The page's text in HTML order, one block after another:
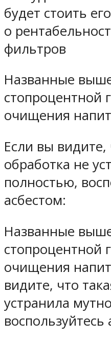
будет стоить
о
фильтров
Названные
стопроцентной
очищения
Если вы видите,
обработка не
полностью,
асбестом:
Названные
стопроцентной
очищения
видите, что
устранила
воспользуйтесь